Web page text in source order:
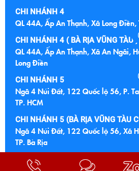
CHI NHÁNH 4
QL 44A, Ấp An Thạnh, Xã Long Điền,
CHI NHÁNH 4 ( BÀ RỊA VŨNG TÀU )
QL 44A, Ấp An Thạnh, Xã An Ngãi,
Long Điền
CHI NHÁNH 5
Ngã 4 Núi Đất, 122 Quốc lộ 56, P.
TP. HCM
CHI NHÁNH 5 (BÀ RỊA VŨNG TÀU
Ngã 4 Núi Đất, 122 Quốc lộ 56, Xã
TP. Bà Rịa
CHI NHÁNH 6